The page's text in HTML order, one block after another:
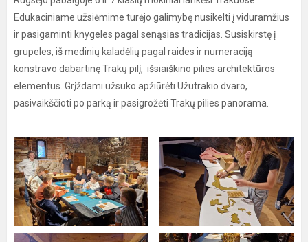
Edukaciniame užsiėmime turėjo galimybę nusikelti į viduramžius
ir pasigaminti knygeles pagal senąsias tradicijas. Susiskirstę į
grupeles, iš medinių kaladėlių pagal raides ir numeraciją
konstravo dabartinę Trakų pilį, išsiaiškino pilies architektūros
elementus. Grįždami užsuko apžiūrėti Užutrakio dvaro,
pasivaikščioti po parką ir pasigrožėti Trakų pilies panorama.